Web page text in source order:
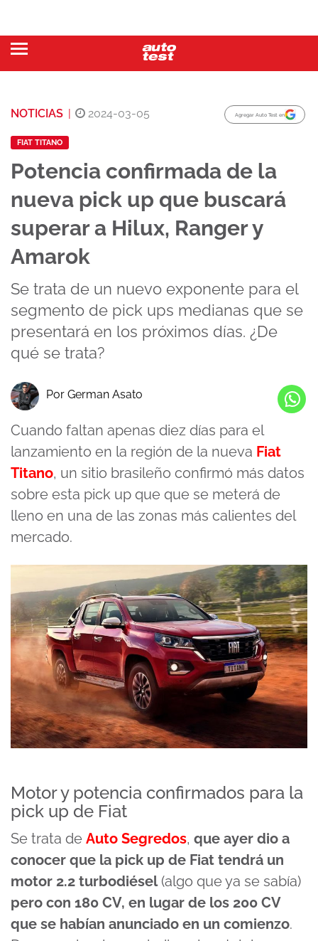
NOTICIAS | 2024-03-05 Agregar Auto Test en
FIAT TITANO
Potencia confirmada de la
nueva pick up que buscará
superar a Hilux, Ranger y
Amarok
Se trata de un nuevo exponente para el
segmento de pick ups medianas que se
presentará en los próximos días. ¿De
qué se trata?
Por German Asato
Cuando faltan apenas diez días para el
lanzamiento en la región de la nueva Fiat
Titano, un sitio brasileño confirmó más datos
sobre esta pick up que que se meterá de
lleno en una de las zonas más calientes del
mercado.
Motor y potencia confirmados para la
pick up de Fiat
Se trata de Auto Segredos, que ayer dio a
conocer que la pick up de Fiat tendrá un
motor 2.2 turbodiésel(algo que ya se sabía)
pero con 180 CV, en lugar de los 200 CV
que se habían anunciado en un comienzo.